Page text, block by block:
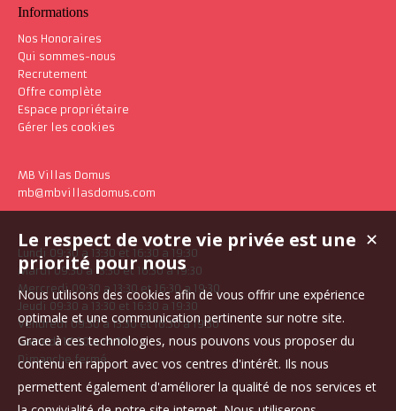
Informations
Nos Honoraires
Qui sommes-nous
Recrutement
Offre complète
Espace propriétaire
Gérer les cookies
MB Villas Domus
mb@mbvillasdomus.com
Lundi 09:30 a 13:30 et 16:30 a 19:30
Mardi 09:30 a 13:30 et 16:30 a 19:30
Mercredi 09:30 a 13:30 et 16:30 a 19:30
Jeudi 09:30 a 13:30 et 16:30 a 19:30
Vendredi 09:30 a 13:30 et 16:30 a 19:30
Samedi 10:30 a 14:30
Dimanche fermé
✕
Le respect de votre vie privée est une
priorité pour nous
Nous utilisons des cookies afin de vous offrir une expérience
optimale et une communication pertinente sur notre site.
Grace à ces technologies, nous pouvons vous proposer du
contenu en rapport avec vos centres d'intérêt. Ils nous
permettent également d'améliorer la qualité de nos services et